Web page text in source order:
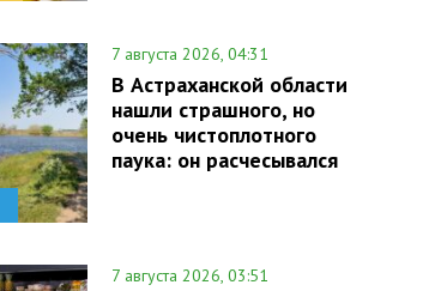
7 августа 2026, 04:31
В Астраханской области
нашли страшного, но
очень чистоплотного
паука: он расчесывался
7 августа 2026, 03:51